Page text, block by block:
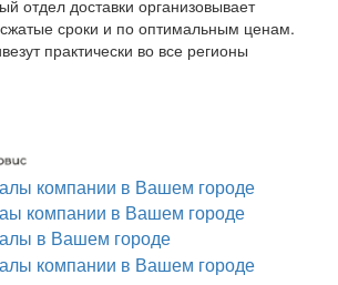
отдел доставки организовывает
сжатые сроки и по оптимальным ценам.
практически во все регионы